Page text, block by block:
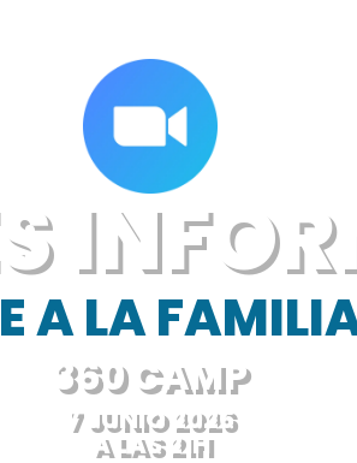
A LA
360 CAMP
7 JUNIO 2026
A LAS 21H